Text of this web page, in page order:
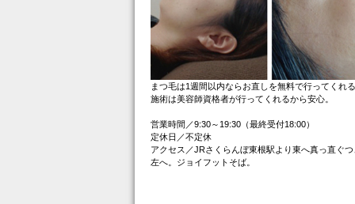
まつ毛は1週間以内ならお直しを無料で行ってくれ
施術は美容師資格者が行ってくれるから安心。
営業時間／9:30～19:30（最終受付18:00）
定休日／不定休
アクセス／JRさくらんぼ東根駅より東へ真っ直ぐ
左へ。ジョイフットそば。